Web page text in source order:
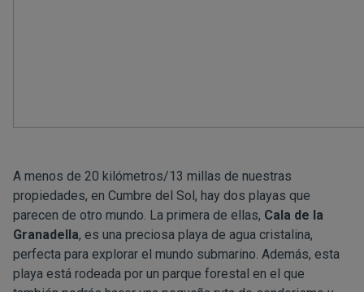
A menos de 20 kilómetros/13 millas de nuestras
propiedades, en Cumbre del Sol, hay dos playas que
parecen de otro mundo. La primera de ellas, Cala de la
Granadella, es una preciosa playa de agua cristalina,
perfecta para explorar el mundo submarino. Además, esta
playa está rodeada por un parque forestal en el que